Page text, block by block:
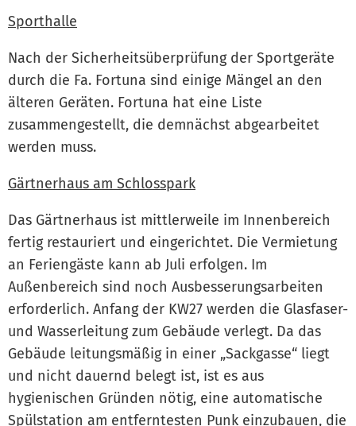
Sporthalle
Nach der Sicherheitsüberprüfung der Sportgeräte
durch die Fa. Fortuna sind einige Mängel an den
älteren Geräten. Fortuna hat eine Liste
zusammengestellt, die demnächst abgearbeitet
werden muss.
Gärtnerhaus am Schlosspark
Das Gärtnerhaus ist mittlerweile im Innenbereich
fertig restauriert und eingerichtet. Die Vermietung
an Feriengäste kann ab Juli erfolgen. Im
Außenbereich sind noch Ausbesserungsarbeiten
erforderlich. Anfang der KW27 werden die Glasfaser-
und Wasserleitung zum Gebäude verlegt. Da das
Gebäude leitungsmäßig in einer „Sackgasse“ liegt
und nicht dauernd belegt ist, ist es aus
hygienischen Gründen nötig, eine automatische
Spülstation am entferntesten Punk einzubauen, die